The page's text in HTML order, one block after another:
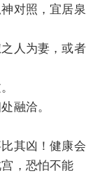
对照，宜居泉
人为妻，或者
融洽。
其凶！健康会
，恐怕不能